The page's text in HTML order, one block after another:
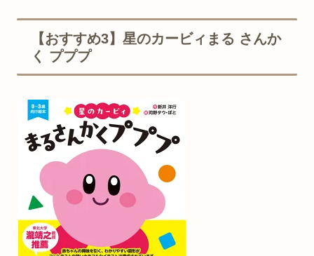
【おすすめ3】星のカービィまる さんか
く プププ